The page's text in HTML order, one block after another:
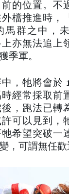
前的位置。不
檔推進時，
馬群之中，
亦無法追上
季軍。
，牠將會於
經常採取前
，跑法已轉
可以見到，
希望突破一
，可謂無任歡